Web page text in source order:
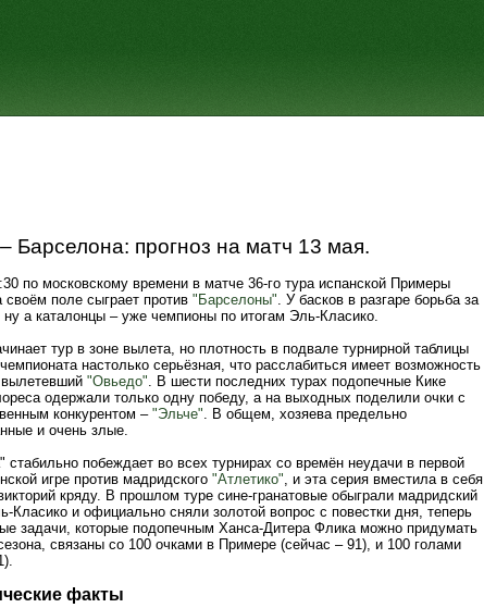
Барселона: прогноз на матч 13 мая.
по московскому времени в матче 36-го тура испанской Примеры
своём поле сыграет против "Барселоны". У басков в разгаре борьба за
а каталонцы – уже чемпионы по итогам Эль-Класико.
тур в зоне вылета, но плотность в подвале турнирной таблицы
настолько серьёзная, что расслабиться имеет возможность
"Овьедо". В шести последних турах подопечные Кике
одержали только одну победу, а на выходных поделили очки с
конкурентом –"Эльче". В общем, хозяева предельно
и очень злые.
стабильно побеждает во всех турнирах со времён неудачи в первой
игре против мадридского "Атлетико", и эта серия вместила в себя
кряду. В прошлом туре сине-гранатовые обыграли мадридский
Класико и официально сняли золотой вопрос с повестки дня, теперь
задачи, которые подопечным Ханса-Дитера Флика можно придумать
связаны со 100 очками в Примере (сейчас – 91), и 100 голами
факты